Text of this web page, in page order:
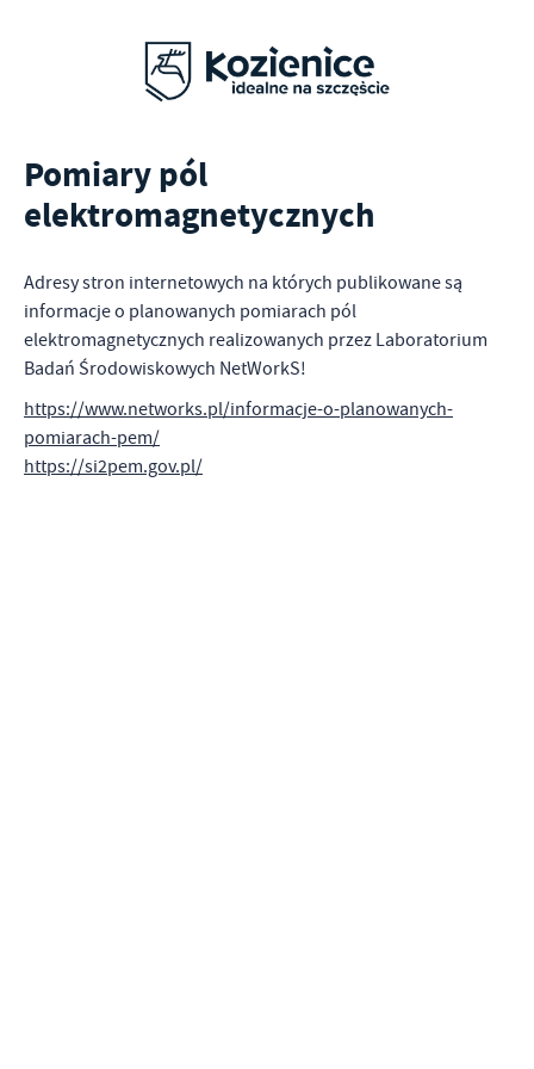
Pomiary pól
elektromagnetycznych
Adresy stron internetowych na których publikowane są
informacje o planowanych pomiarach pól
elektromagnetycznych realizowanych przez Laboratorium
Badań Środowiskowych NetWorkS!
https://www.networks.pl/informacje-o-planowanych-
pomiarach-pem/
https://si2pem.gov.pl/